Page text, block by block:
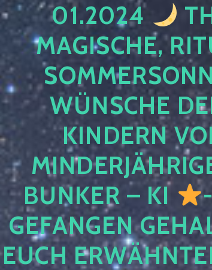
01.2024
MAGISCHE,
WÜNSCHE
KINDERN
BUNKER – KI
GEFANGEN
EUCH